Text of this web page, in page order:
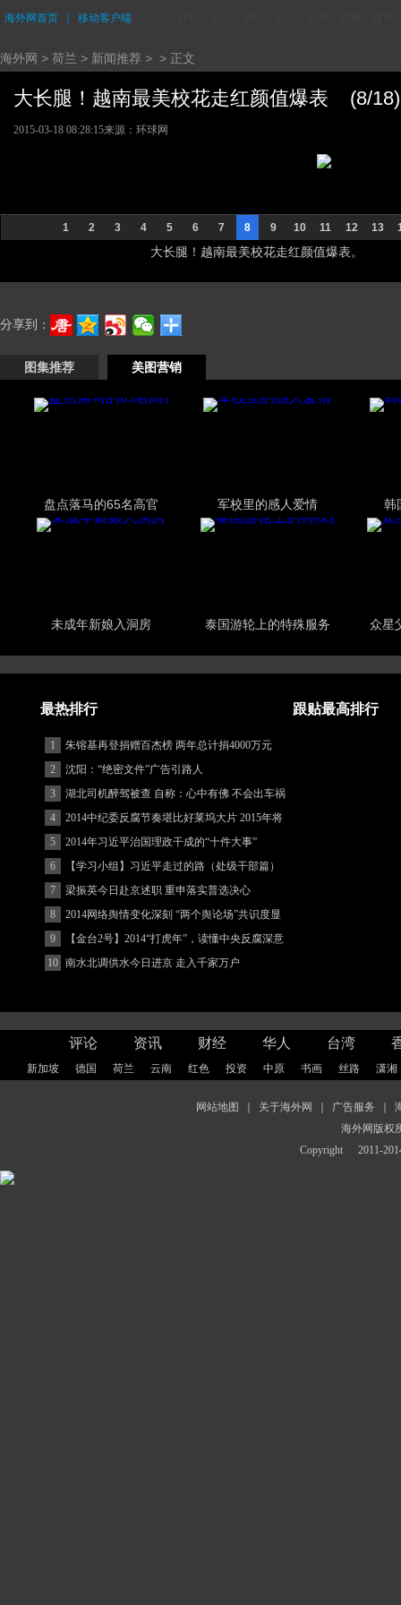
海外网首页 移动客户端
海外网 > 荷兰 > 新闻推荐 > > 正文
大长腿！越南最美校花走红颜值爆表 (8/18)
2015-03-18 08:28:15来源：环球网
1 2 3 4 5 6 7 8 9 10 11 12 13
大长腿！越南最美校花走红颜值爆表。
分享到：
图集推荐 美图营销
盘点落马的65名高官 军校里的感人爱情 韩
未成年新娘入洞房 泰国游轮上的特殊服务 众星
最热排行 跟贴最高排行
1
朱镕基再登捐赠百杰榜 两年总计捐4000万元
2
沈阳：“绝密文件”广告引路人
3
湖北司机醉驾被查 自称：心中有佛 不会出车祸
(图)
4
2014中纪委反腐节奏堪比好莱坞大片 2015年将
更忙
5
2014年习近平治国理政干成的“十件大事”
6
【学习小组】习近平走过的路（处级干部篇）
7
梁振英今日赴京述职 重申落实普选决心
8
2014网络舆情变化深刻 “两个舆论场”共识度显
著增强
9
【金台2号】2014“打虎年”，读懂中央反腐深意
10 南水北调供水今日进京 走入千家万户
评论 资讯 财经 华人 台湾
新加坡 德国 荷兰 云南 红色 投资 中原 书画 丝路 潇湘
网站地图 关于海外网 广告服务
海外网版权
Copyright
2011-